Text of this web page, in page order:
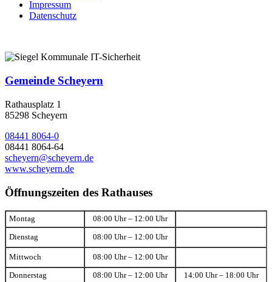
Impressum
Datenschutz
Gemeinde Scheyern
Rathausplatz 1
85298 Scheyern
08441 8064-0
08441 8064-64
scheyern@scheyern.de
www.scheyern.de
Öffnungszeiten des Rathauses
Montag 08:00 Uhr – 12:00 Uhr
Dienstag 08:00 Uhr – 12:00 Uhr
Mittwoch 08:00 Uhr – 12:00 Uhr
Donnerstag 08:00 Uhr – 12:00 Uhr 14:00 Uhr – 18:00 Uhr